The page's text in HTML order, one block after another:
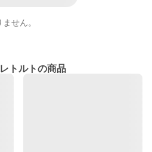
せん。
トルトの商品